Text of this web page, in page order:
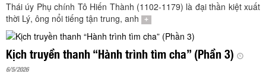
Thái úy Phụ chính Tô Hiến Thành (1102-1179) là đại thần kiệt xuất
thời Lý, ông nổi tiếng tận trung, anh
+
Kịch truyền thanh “Hành trình tìm cha” (Phần 3)
6/5/2026